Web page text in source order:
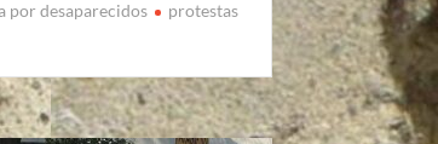
por desaparecidos
protestas